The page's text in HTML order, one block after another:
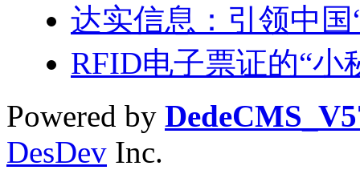
达实信息：引领中国
RFID电子票证的“小
Powered by
DesDev Inc.